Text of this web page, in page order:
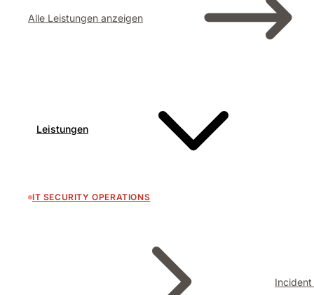
Alle Leistungen anzeigen
Leistungen
IT SECURITY OPERATIONS
Incident